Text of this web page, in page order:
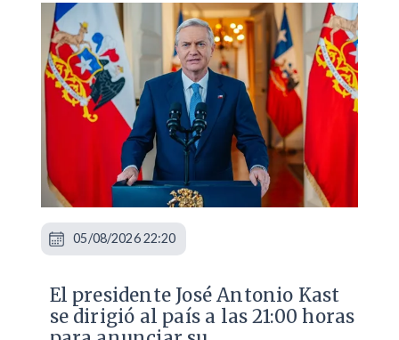
El presidente José Antonio Kast
se dirigió al país a las 21:00 horas
05/08/2026 22:20